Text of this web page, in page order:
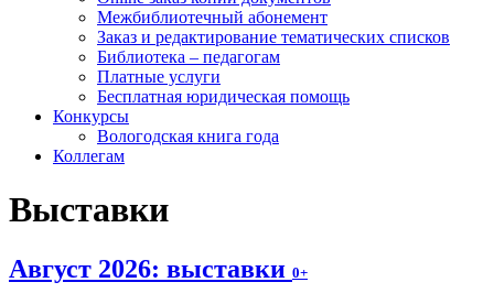
Межбиблиотечный абонемент
Заказ и редактирование тематических списков
Библиотека – педагогам
Платные услуги
Бесплатная юридическая помощь
Конкурсы
Вологодская книга года
Коллегам
Выставки
Август 2026: выставки 0+